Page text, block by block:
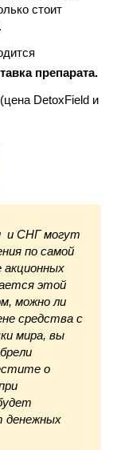
стоит
препарата.
DetoxField и
и СНГ могут
по самой
акционных
этой
можно ли
средства с
мира, вы
о
денежных